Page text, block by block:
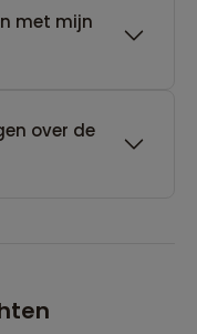
met mijn
over de